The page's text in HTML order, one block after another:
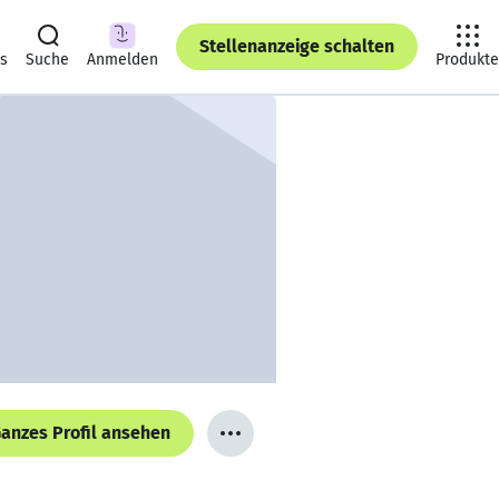
Suche Anmelden
Stellenanzeige schalten
Produkte
Profil ansehen